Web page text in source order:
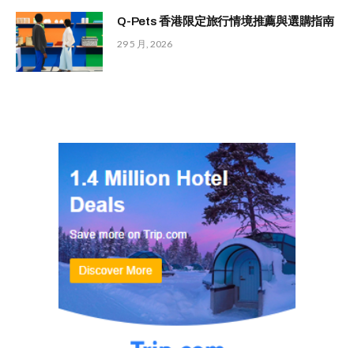
Q-Pets 香港限定旅行情境推薦與選購指南
29 5 月, 2026